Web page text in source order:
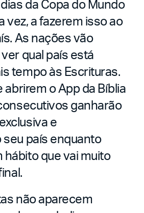
da Copa do Mundo
vez, a fazerem isso ao
As nações vão
qual país está
tempo às Escrituras.
abrirem o App da Bíblia
ganharão
e
país enquanto
que vai muito
não aparecem